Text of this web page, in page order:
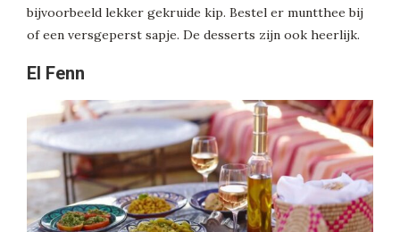
bijvoorbeeld lekker gekruide kip. Bestel er muntthee bij
of een versgeperst sapje. De desserts zijn ook heerlijk.
El Fenn